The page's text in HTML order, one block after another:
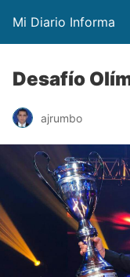
Mi Diario Informa
Desafío
ajrumbo